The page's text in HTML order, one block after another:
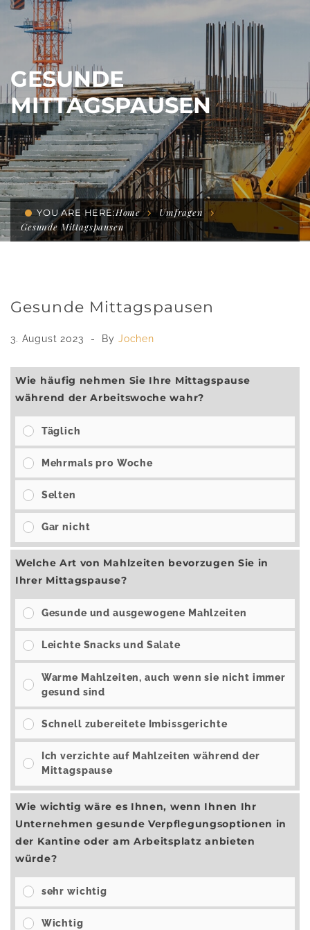
GESUNDE
MITTAGSPAUSEN
YOU ARE HERE:Home
Umfragen
Gesunde Mittagspausen
Gesunde Mittagspausen
3. August 2023 By Jochen
Wie häufig nehmen Sie Ihre Mittagspause
während der Arbeitswoche wahr?
Täglich
Mehrmals pro Woche
Selten
Gar nicht
Welche Art von Mahlzeiten bevorzugen Sie in
Ihrer Mittagspause?
Gesunde und ausgewogene Mahlzeiten
Leichte Snacks und Salate
Warme Mahlzeiten, auch wenn sie nicht immer
gesund sind
Schnell zubereitete Imbissgerichte
Ich verzichte auf Mahlzeiten während der
Mittagspause
Wie wichtig wäre es Ihnen, wenn Ihnen Ihr
Unternehmen gesunde Verpflegungsoptionen in
der Kantine oder am Arbeitsplatz anbieten
würde?
sehr wichtig
Wichtig